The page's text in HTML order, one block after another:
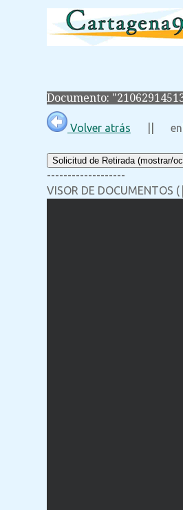
Documento:
Volver atrás ||
Solicitud de Retirada (mostrar/
-------------------
VISOR DE DOCUMENTOS (